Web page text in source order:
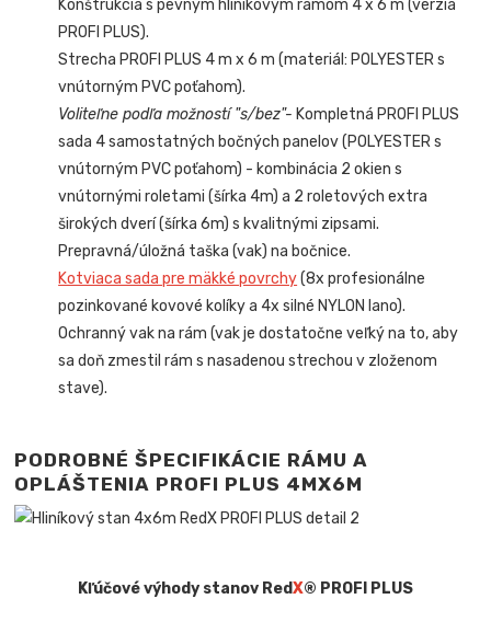
Konštrukcia s pevným hliníkovým rámom 4 x 6 m (verzia
PROFI PLUS).
Strecha PROFI PLUS 4 m x 6 m (materiál: POLYESTER s
vnútorným PVC poťahom).
Voliteľne podľa možností "s/bez"- Kompletná PROFI PLUS
sada 4 samostatných bočných panelov (POLYESTER s
vnútorným PVC poťahom) - kombinácia 2 okien s
vnútornými roletami (šírka 4m) a 2 roletových extra
širokých dverí (šírka 6m) s kvalitnými zipsami.
Prepravná/úložná taška (vak) na bočnice.
Kotviaca sada pre mäkké povrchy(8x profesionálne
pozinkované kovové kolíky a 4x silné NYLON lano).
Ochranný vak na rám (vak je dostatočne veľký na to, aby
sa doň zmestil rám s nasadenou strechou v zloženom
stave).
PODROBNÉ ŠPECIFIKÁCIE RÁMU A
OPLÁŠTENIA PROFI PLUS 4MX6M
Kľúčové výhody stanov RedX® PROFI PLUS